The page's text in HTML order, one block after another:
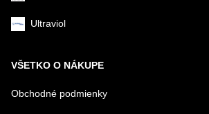
Ultraviol
VŠETKO O NÁKUPE
Obchodné podmienky